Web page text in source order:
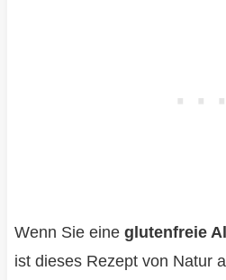
Wenn Sie eine glutenfreie
ist dieses Rezept von Natur